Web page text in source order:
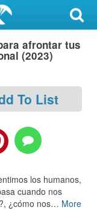
afrontar tus
(2023)
To List
los humanos,
cuando nos
¿cómo nos… More